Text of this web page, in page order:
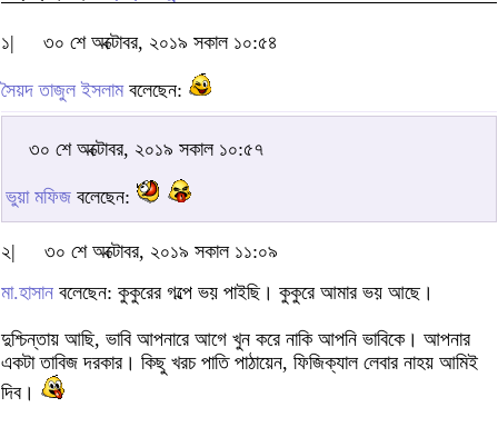
১| ৩০ শে অক্টোবর, ২০১৯ সকাল ১০:৫৪
সৈয়দ তাজুল ইসলামবলেছেন:
৩০ শে অক্টোবর, ২০১৯ সকাল ১০:৫৭
ভুয়া মফিজ বলেছেন:
২|
৩০ শে অক্টোবর, ২০১৯ সকাল ১১:০৯
মা.হাসান বলেছেন: কুকুরের গল্পে ভয় পাইছি। কুকুরে আমার ভয় আছে।
দুশ্চিন্তায় আছি, ভাবি আপনারে আগে খুন করে নাকি আপনি ভাবিকে। আপনার
একটা তাবিজ দরকার। কিছু খরচ পাতি পাঠায়েন, ফিজিক্যাল লেবার নাহয় আমিই
দিব।